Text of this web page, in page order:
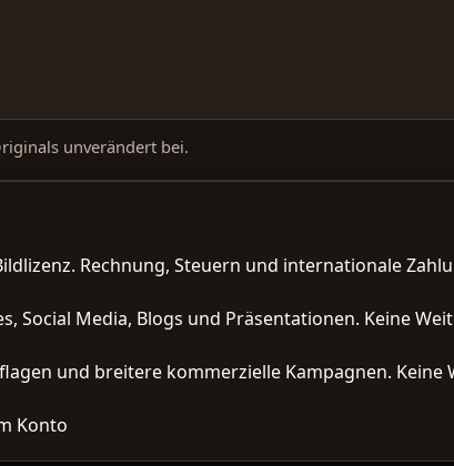
unverändert bei.
Rechnung, Steuern und internationale
Social Media, Blogs und Präsentationen. Keine
und breitere kommerzielle Kampagnen. Keine
Konto